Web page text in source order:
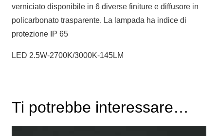
verniciato disponibile in 6 diverse finiture e diffusore in
policarbonato trasparente. La lampada ha indice di
protezione IP 65
LED 2.5W-2700K/3000K-145LM
Ti potrebbe interessare…